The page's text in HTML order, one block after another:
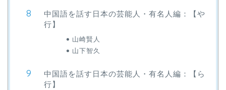
中国語を話す日本の芸能人・有名人編：【や
行】
山崎賢人
山下智久
中国語を話す日本の芸能人・有名人編：【ら
行】